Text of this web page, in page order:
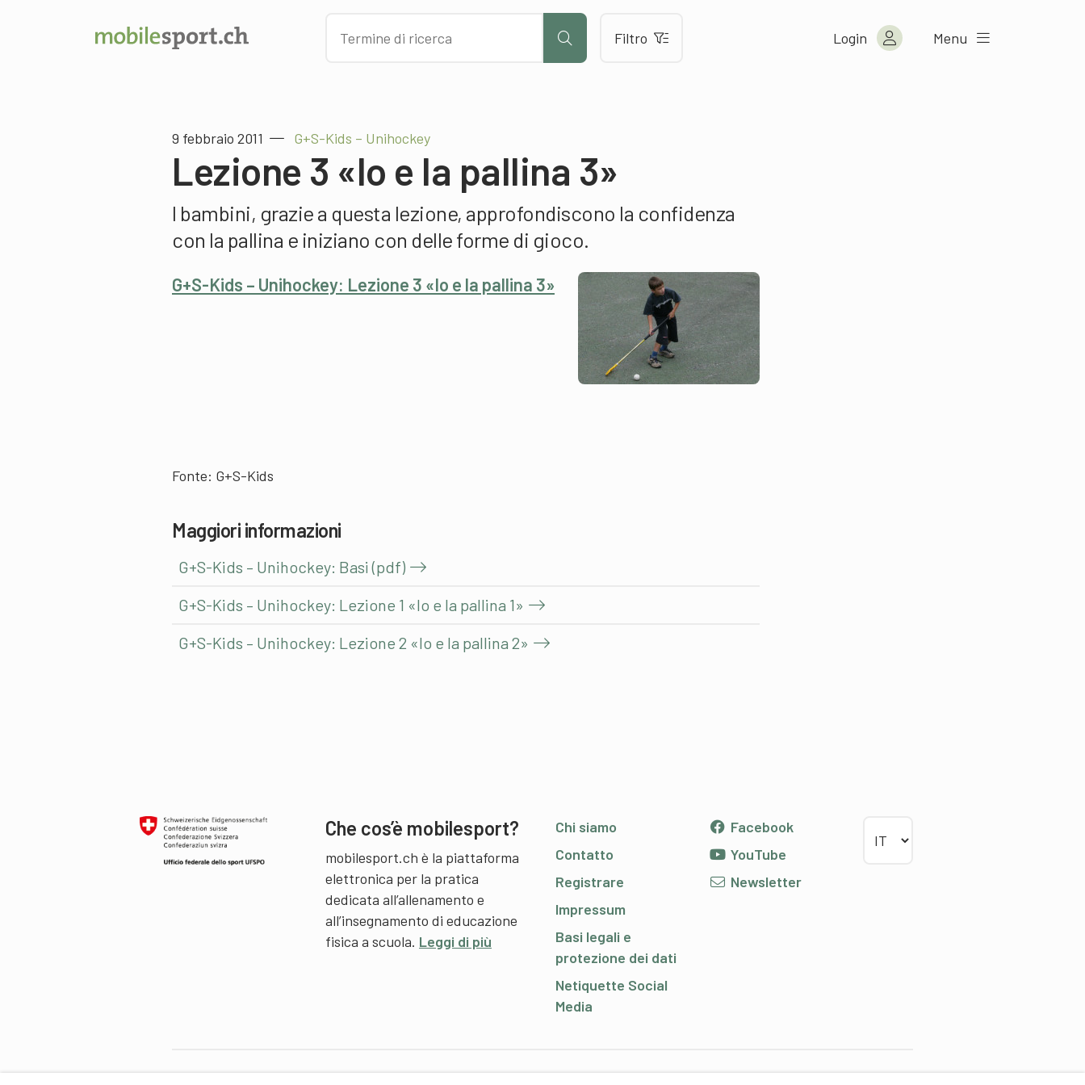
Filtro Login Menu
9 febbraio 2011 G+S-Kids – Unihockey
Lezione 3 «Io e la pallina 3»
I bambini, grazie a questa lezione, approfondiscono la confidenza
con la pallina e iniziano con delle forme di gioco.
G+S-Kids – Unihockey: Lezione 3 «Io e la pallina 3»
Fonte: G+S-Kids
Maggiori informazioni
G+S-Kids – Unihockey: Basi (pdf)
G+S-Kids – Unihockey: Lezione 1 «Io e la pallina 1»
G+S-Kids – Unihockey: Lezione 2 «Io e la pallina 2»
Che cos’è mobilesport?
mobilesport.ch è la piattaforma
elettronica per la pratica
dedicata all’allenamento e
all’insegnamento di educazione
fisica a scuola. Leggi di più
Chi siamo
Contatto
Registrare
Impressum
Basi legali e
protezione dei dati
Netiquette Social
Media
Facebook
YouTube
Newsletter